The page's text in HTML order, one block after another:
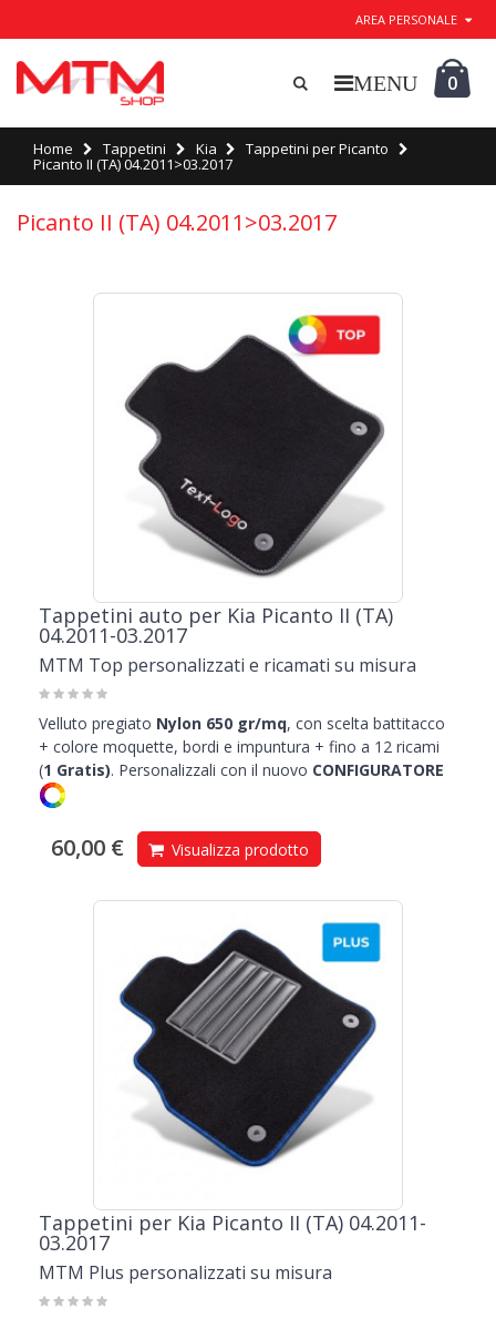
AREA PERSONALE
0
Home Tappetini Kia Tappetini per Picanto
Picanto II (TA) 04.2011>03.2017
Picanto II (TA) 04.2011>03.2017
Tappetini auto per Kia Picanto II (TA)
04.2011-03.2017
MTM Top personalizzati e ricamati su misura
Velluto pregiato Nylon 650 gr/mq, con scelta battitacco
+ colore moquette, bordi e impuntura + fino a 12 ricami
(1 Gratis). Personalizzali con il nuovo CONFIGURATORE
60,00 € Visualizza prodotto
Tappetini per Kia Picanto II (TA) 04.2011-
03.2017
MTM Plus personalizzati su misura